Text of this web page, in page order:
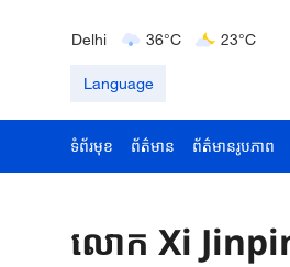
Delhi
36°C
23°C
Language
ទំព័រមុខ ព័ត៌មាន ព័ត៌មានរូបភាព
លោក​ ​Xi